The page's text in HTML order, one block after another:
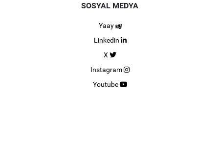
SOSYAL MEDYA
Yaay
Linkedin
X
Instagram
Youtube